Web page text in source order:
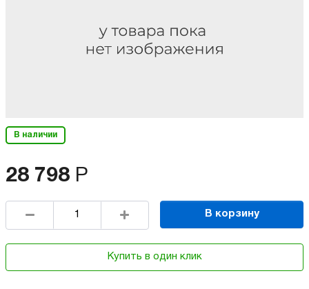
В наличии
28 798 Р
В корзину
Купить в один клик